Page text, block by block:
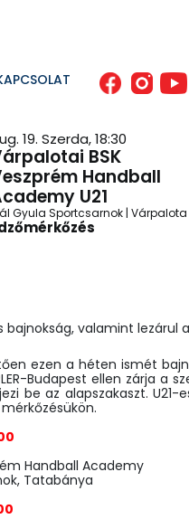
19. Szerda, 18:30
BSK
Handball
U21
Gyula Sportcsarnok | Várpalota
valamint lezárul
ezen a héten ismét
Budapest ellen zárja a
be az alapszakaszt.
Handball Academy
Tatabánya